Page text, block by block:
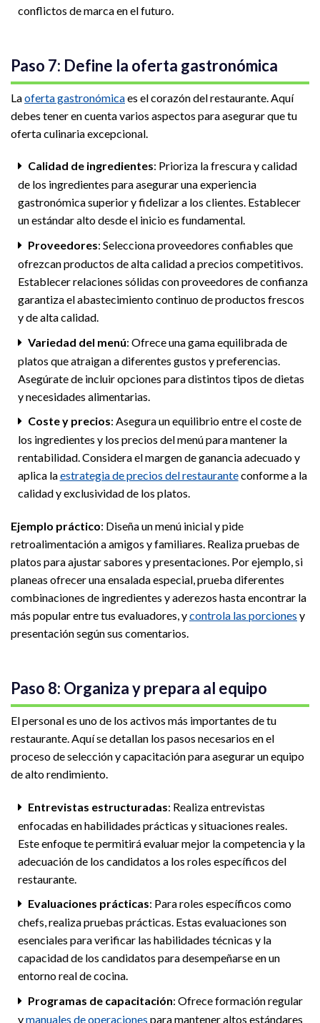
conflictos de marca en el futuro.
Paso 7: Define la oferta gastronómica
Laoferta gastronómicaes el corazón del restaurante. Aquí
debes tener en cuenta varios aspectos para asegurar que tu
oferta culinaria excepcional.
Calidad de ingredientes: Prioriza la frescura y calidad
de los ingredientes para asegurar una experiencia
gastronómica superior y fidelizar a los clientes. Establecer
un estándar alto desde el inicio es fundamental.
Proveedores: Selecciona proveedores confiables que
ofrezcan productos de alta calidad a precios competitivos.
Establecer relaciones sólidas con proveedores de confianza
garantiza el abastecimiento continuo de productos frescos
y de alta calidad.
Variedad del menú: Ofrece una gama equilibrada de
platos que atraigan a diferentes gustos y preferencias.
Asegúrate de incluir opciones para distintos tipos de dietas
y necesidades alimentarias.
Coste y precios: Asegura un equilibrio entre el coste de
los ingredientes y los precios del menú para mantener la
rentabilidad. Considera el margen de ganancia adecuado y
aplica laestrategia de precios del restauranteconforme a la
calidad y exclusividad de los platos.
Ejemplo práctico: Diseña un menú inicial y pide
retroalimentación a amigos y familiares. Realiza pruebas de
platos para ajustar sabores y presentaciones. Por ejemplo, si
planeas ofrecer una ensalada especial, prueba diferentes
combinaciones de ingredientes y aderezos hasta encontrar la
más popular entre tus evaluadores, ycontrola las porciones y
presentación según sus comentarios.
Paso 8: Organiza y prepara al equipo
El personal es uno de los activos más importantes de tu
restaurante. Aquí se detallan los pasos necesarios en el
proceso de selección y capacitación para asegurar un equipo
de alto rendimiento.
Entrevistas estructuradas: Realiza entrevistas
enfocadas en habilidades prácticas y situaciones reales.
Este enfoque te permitirá evaluar mejor la competencia y la
adecuación de los candidatos a los roles específicos del
restaurante.
Evaluaciones prácticas: Para roles específicos como
chefs, realiza pruebas prácticas. Estas evaluaciones son
esenciales para verificar las habilidades técnicas y la
capacidad de los candidatos para desempeñarse en un
entorno real de cocina.
Programas de capacitación: Ofrece formación regular
ymanuales de operaciones para mantener altos estándares